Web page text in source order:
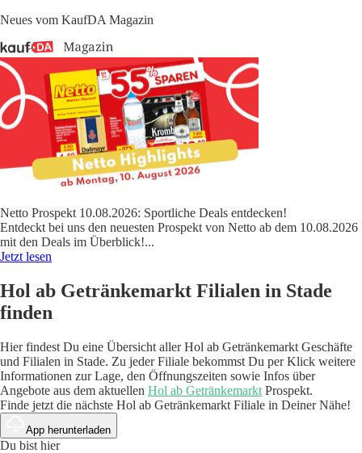
Neues vom KaufDA Magazin
Netto Prospekt 10.08.2026: Sportliche Deals entdecken!
Entdeckt bei uns den neuesten Prospekt von Netto ab dem 10.08.2026
mit den Deals im Überblick!...
Jetzt lesen
Hol ab Getränkemarkt Filialen in Stade
finden
Hier findest Du eine Übersicht aller Hol ab Getränkemarkt Geschäfte
und Filialen in Stade. Zu jeder Filiale bekommst Du per Klick weitere
Informationen zur Lage, den Öffnungszeiten sowie Infos über
Angebote aus dem aktuellen Hol ab Getränkemarkt Prospekt.
Finde jetzt die nächste Hol ab Getränkemarkt Filiale in Deiner Nähe!
App herunterladen
Du bist hier